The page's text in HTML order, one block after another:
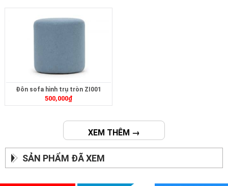
Đôn sofa hình trụ tròn ZI001
500,000₫
XEM THÊM →
SẢN PHẨM ĐÃ XEM